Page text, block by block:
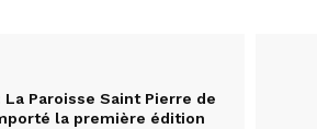
La Paroisse Saint Pierre de
la première édition